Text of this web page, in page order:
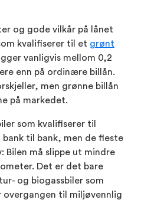
og gode vilkår på lånet
kvalifiserer til et grønt
vanligvis mellom 0,2
enn på ordinære billån.
men grønne billån
på markedet.
som kvalifiserer til
til bank, men de fleste
Bilen må slippe ut mindre
Det er det bare
og biogassbiler som
overgangen til miljøvennlig